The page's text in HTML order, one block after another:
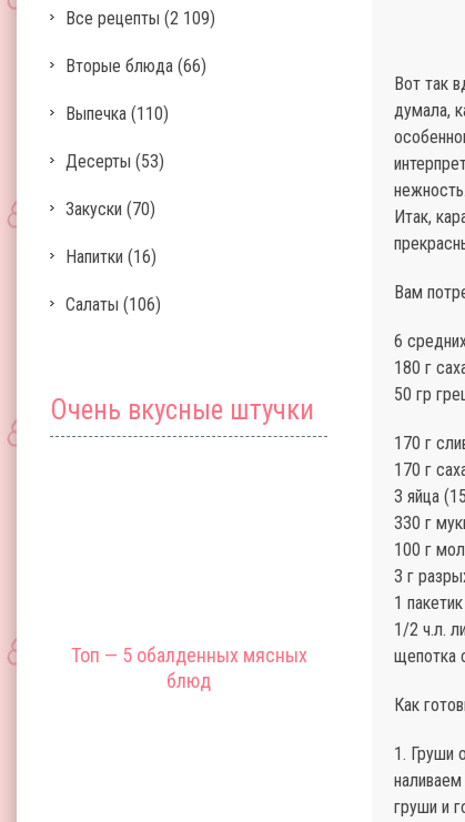
Все рецепты (2 109)
Вторые блюда (66)
Выпечка (110)
Десерты (53)
Закуски (70)
Напитки (16)
Салаты (106)
Очень вкусные штучки
Топ — 5 обалденных мясных
блюд
Вот так
думала,
нежность.
Итак,
Вам
6
180 г
50 гр
170 г
170 г
3 яйца
330 г
100 г
3 г
1
1/2 ч.л.
щепотка
Как
1. Груши
груши и